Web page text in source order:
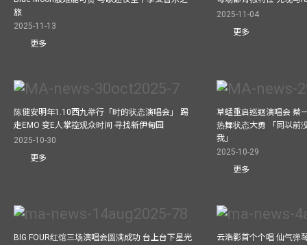
旅
2025-11-13
更多
2025-11-04
更多
陈健安明年1.10西九举行「时的状态演唱会」 踢
走EMO 变E人掌控观众时间 寻找新伊甸园
2025-10-30
更多
草蜢重启巡迴演唱会 蔡
热舞状态大勇 「同以前
我」
2025-10-29
更多
BIG FOUR红馆三场演唱会圆满成功 台上台下星光
云浩影首个个唱 仙气弹